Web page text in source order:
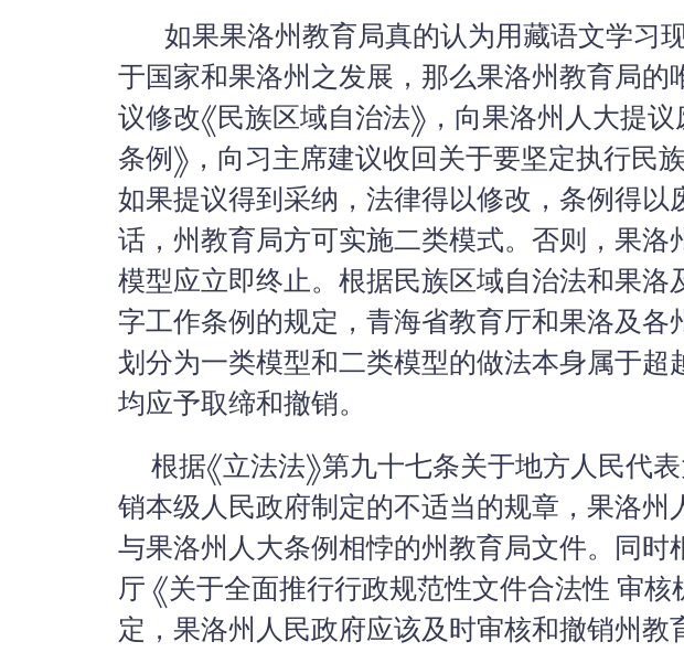
如果果洛州教育局真的认为用藏语文学习
于国家和果洛州之发展，那么果洛州教育局
议修改《民族区域自治法》，向果洛州人大提
条例》，向习主席建议收回关于要坚定执行民
如果提议得到采纳，法律得以修改，条例得以
话，州教育局方可实施二类模式。否则，果
模型应立即终止。根据民族区域自治法和果洛
字工作条例的规定，青海省教育厅和果洛及
划分为一类模型和二类模型的做法本身属于超
均应予取缔和撤销。
根据《立法法》第九十七条关于地方人民代
销本级人民政府制定的不适当的规章，果洛
与果洛州人大条例相悖的州教育局文件。同
厅 《关于全面推行行政规范性文件合法性 审核
定，果洛州人民政府应该及时审核和撤销州教